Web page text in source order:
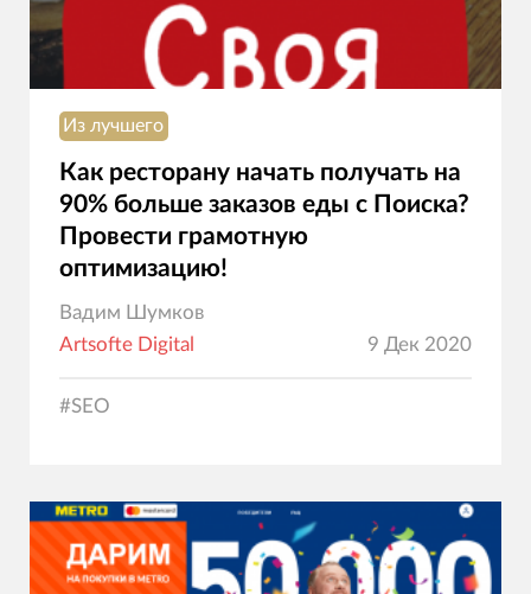
Из лучшего
Как ресторану начать получать на
90% больше заказов еды с Поиска?
Провести грамотную
оптимизацию!
Вадим Шумков
Artsofte Digital
9 Дек 2020
#SEO